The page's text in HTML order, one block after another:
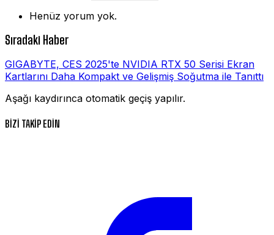
Henüz yorum yok.
Sıradaki Haber
GIGABYTE, CES 2025'te NVIDIA RTX 50 Serisi Ekran
Kartlarını Daha Kompakt ve Gelişmiş Soğutma ile Tanıttı
Aşağı kaydırınca otomatik geçiş yapılır.
BİZİ TAKİP EDİN